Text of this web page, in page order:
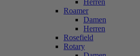
Herren
Roamer
Damen
Herren
Rosefield
Rotary